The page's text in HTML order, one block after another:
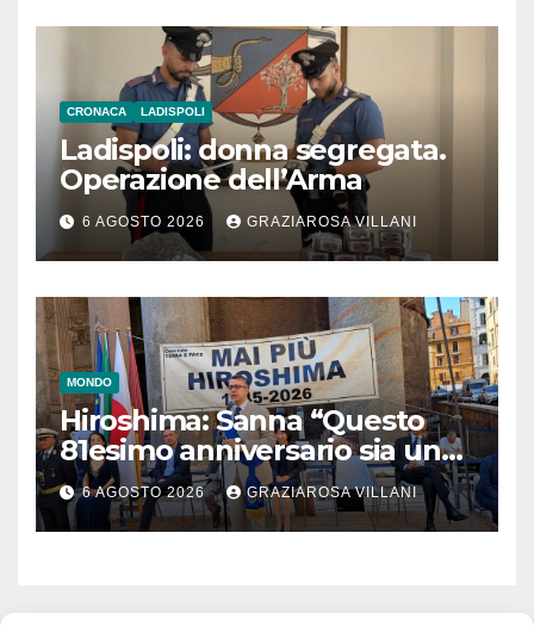
CRONACA LADISPOLI
Ladispoli: donna segregata.
Operazione dell’Arma
6 AGOSTO 2026 GRAZIAROSA VILLANI
MONDO
Hiroshima: Sanna “Questo
81esimo anniversario sia un
monito per tutti”
6 AGOSTO 2026 GRAZIAROSA VILLANI